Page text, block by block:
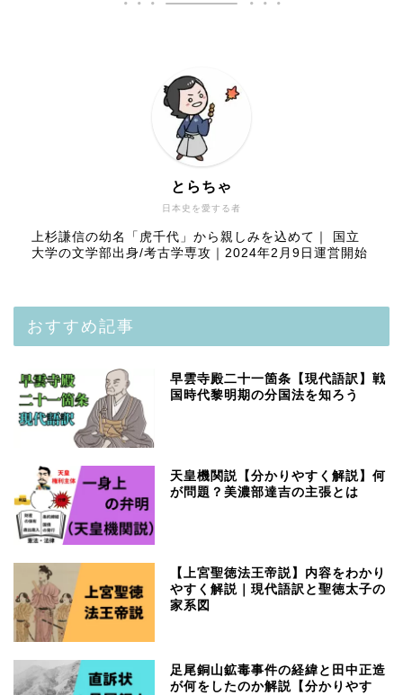
日本史を愛する者
とらちゃ
上杉謙信の幼名「虎千代」から親しみを込めて｜ 国立
大学の文学部出身/考古学専攻｜2024年2月9日運営開始
おすすめ記事
早雲寺殿二十一箇条【現代語訳】戦
国時代黎明期の分国法を知ろう
天皇機関説【分かりやすく解説】何
が問題？美濃部達吉の主張とは
【上宮聖徳法王帝説】内容をわかり
やすく解説｜現代語訳と聖徳太子の
家系図
足尾銅山鉱毒事件の経緯と田中正造
が何をしたのか解説【分かりやす